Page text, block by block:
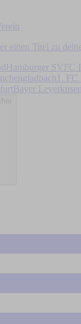
einen Titel zu
Hamburger SV FC
1. FC
Bayer Leverkusen